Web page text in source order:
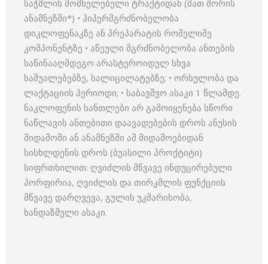
საჭმლის მომნელებელი ტრაქტიდან (მათ შორის
ანამნეზში*) • ჰიპერმგრძნობელობა
დიკლოფენაკზე ან პრეპარატის რომელიმე
კომპონენტზე • აწეული მგრძნობელობა ანთების
საწინააღმდეგო არასტეროიდულ სხვა
საშუალებებზე, სალიცილატებზე; • ორსულობა და
ლაქტაციის პერიოდი; • საბავშვო ასაკი 1 წლამდე.
ნაკლოფენის სანთლები არ გამოიყენება სწორი
ნაწლავის ანთებითი დაავადებების დროს ანუსის
მიდამოში ან ანამნეზში ამ მიდამოებიდან
სისხლდენის დროს (ბუასილი პროქტიტი)
სიფრთხილით: ღვიძლის მწვავე ინდუცირებული
პორფირია, ღვიძლის და თირკმლის ფუნქციის
მწვავე დარღვევა, გულის უკმარისობა,
ხანდაზმული ასაკი.